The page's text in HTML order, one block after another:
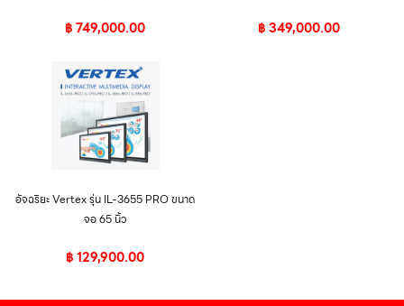
฿749,000.00 ฿349,000.00
อัจฉริยะ Vertex รุ่น IL-3655 PRO ขนาด
จอ 65 นิ้ว
฿129,900.00